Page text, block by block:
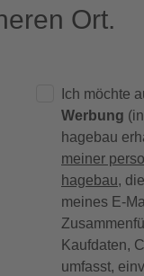
Ort.
Ich möchte
Werbung
hagebau
meiner
hagebau,
meines E-
Kaufdaten,
umfasst,